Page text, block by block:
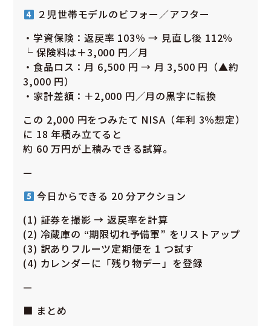
２児世帯モデルのビフォー／アフター
・学資保険：返戻率 103％ → 見直し後 112％
└ 保険料は＋3,000 円／月
・食品ロス：月 6,500 円 → 月 3,500 円（▲約
3,000 円）
・家計差額：＋2,000 円／月の黒字に転換
この 2,000 円をつみたて NISA（年利 3％想定）
に 18 年積み立てると
約 60 万円が上積みできる試算。
—
今日からできる 20 分アクション
(1) 証券を撮影 → 返戻率を計算
(2) 冷蔵庫の “期限切れ予備軍” をリストアップ
(3) 訳ありフルーツ定期便を 1 つ試す
(4) カレンダーに「残り物デー」を登録
—
■ まとめ